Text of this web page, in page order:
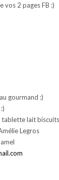
vos 2 pages FB :)
gourmand :)
lait
Legros